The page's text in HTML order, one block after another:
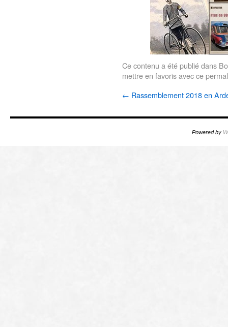
Ce contenu a été publié dans
mettre en favoris avecce
← Rassemblement 2018 en
Powered by